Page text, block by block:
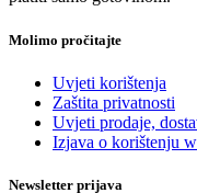
Molimo pročitajte
Uvjeti korištenja
Zaštita privatnosti
Uvjeti prodaje,
Izjava o korištenju
Newsletter prijava